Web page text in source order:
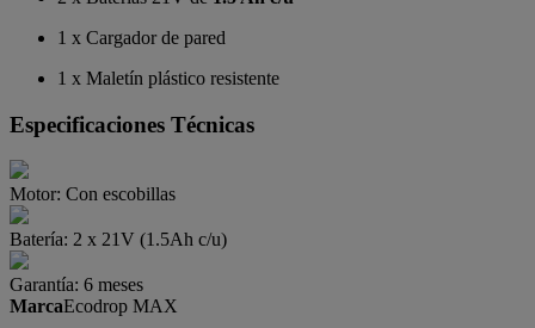
1 x Cargador de pared
1 x Maletín plástico resistente
Especificaciones Técnicas
Motor: Con escobillas
Batería: 2 x 21V (1.5Ah c/u)
Garantía: 6 meses
MarcaEcodrop MAX